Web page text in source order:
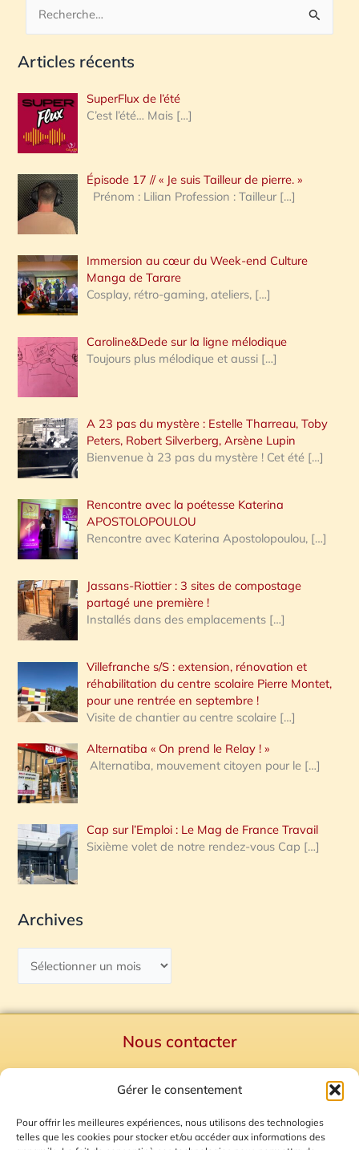
Gérer le consentement
Pour offrir les meilleures expériences, nous utilisons des technologies
telles que les cookies pour stocker et/ou accéder aux informations des
c
e
r
c
h
e
:
Articles récents
SuperFlux de l’été
C’est l’été… Mais […]
Épisode 17 // « Je suis Tailleur de pierre. »
Prénom : Lilian Profession : Tailleur […]
Immersion au cœur du Week-end Culture
Manga de Tarare
Cosplay, rétro-gaming, ateliers, […]
Caroline&Dede sur la ligne mélodique
Toujours plus mélodique et aussi […]
A 23 pas du mystère : Estelle Tharreau, Toby
Peters, Robert Silverberg, Arsène Lupin
Bienvenue à 23 pas du mystère ! Cet été […]
Rencontre avec la poétesse Katerina
APOSTOLOPOULOU
Rencontre avec Katerina Apostolopoulou, […]
Jassans-Riottier : 3 sites de compostage
partagé une première !
Installés dans des emplacements […]
Villefranche s/S : extension, rénovation et
réhabilitation du centre scolaire Pierre Montet,
pour une rentrée en septembre !
Visite de chantier au centre scolaire […]
Alternatiba « On prend le Relay ! »
Alternatiba, mouvement citoyen pour le […]
Cap sur l’Emploi : Le Mag de France Travail
Sixième volet de notre rendez-vous Cap […]
Archives
Nous contacter
Mentions Légales
Plan du site